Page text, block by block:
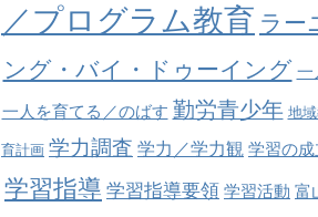
／プログラム教育 ラー
ング・バイ・ドゥーイング 一
一人を育てる／のばす 勤労青少年 地
育計画 学力調査 学力／学力観 学習の成
学習指導 学習指導要領 学習活動 富